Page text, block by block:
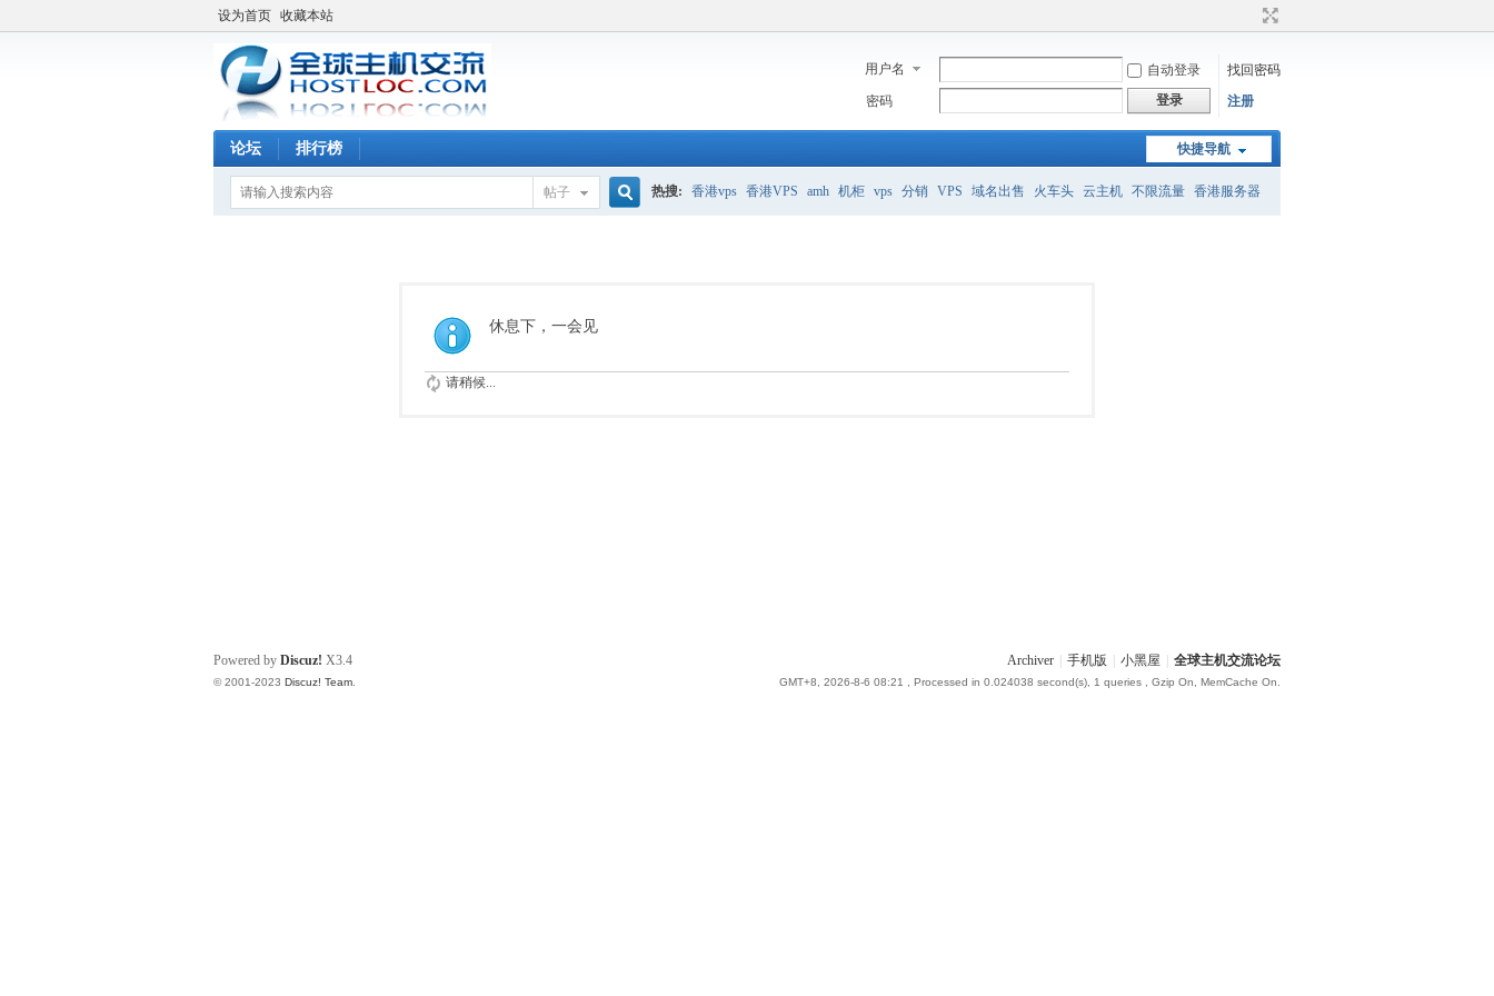
设为首页 收藏本站
用户名 自动登录
找回密码
密码
登录 注册
快捷导航
论坛 排行榜
帖子 热搜: 香港vps 香港VPS amh 机柜 vps 分销 VPS 域名出售 火车头 云主机 不限流量 香港服务器
休息下，一会见
请稍候...
Archiver 手机版 小黑屋 全球主机交流论坛
GMT+8, 2026-8-6 08:21 , Processed in 0.024038 second(s), 1 queries , Gzip On, MemCache On.
Powered by Discuz! X3.4
© 2001-2023 Discuz! Team